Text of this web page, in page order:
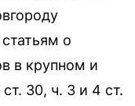
о
в крупном и
30, ч. 3 и 4 ст.